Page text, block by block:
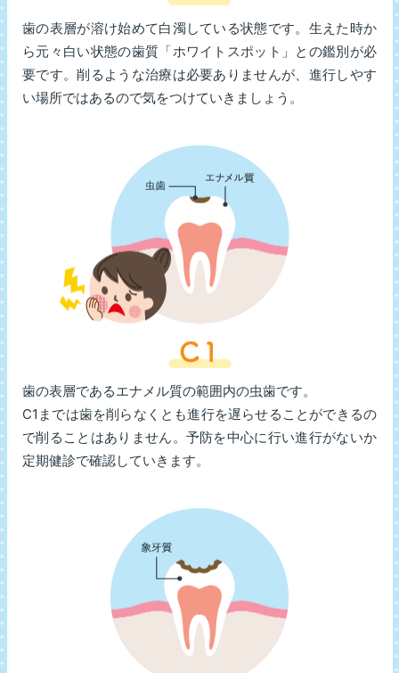
歯の表層が溶け始めて白濁している状態です。生えた時か
ら元々白い状態の歯質「ホワイトスポット」との鑑別が必
要です。削るような治療は必要ありませんが、進行しやす
い場所ではあるので気をつけていきましょう。
歯の表層であるエナメル質の範囲内の虫歯です。
C1までは歯を削らなくとも進行を遅らせることができるの
で削ることはありません。予防を中心に行い進行がないか
定期健診で確認していきます。